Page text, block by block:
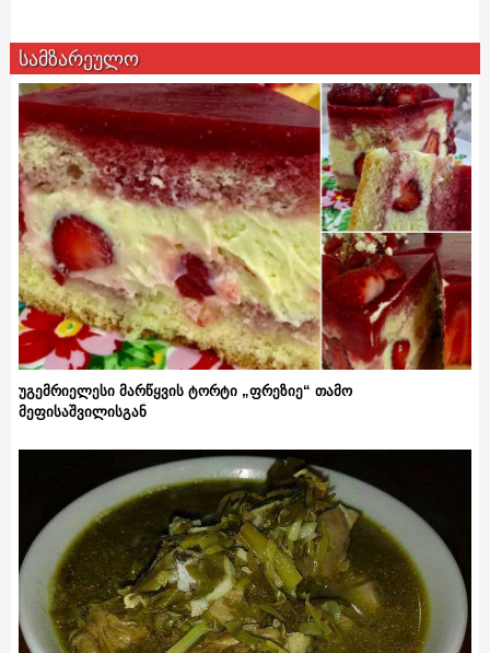
სამზარეულო
უგემრიელესი მარწყვის ტორტი „ფრეზიე“ თამო
მეფისაშვილისგან